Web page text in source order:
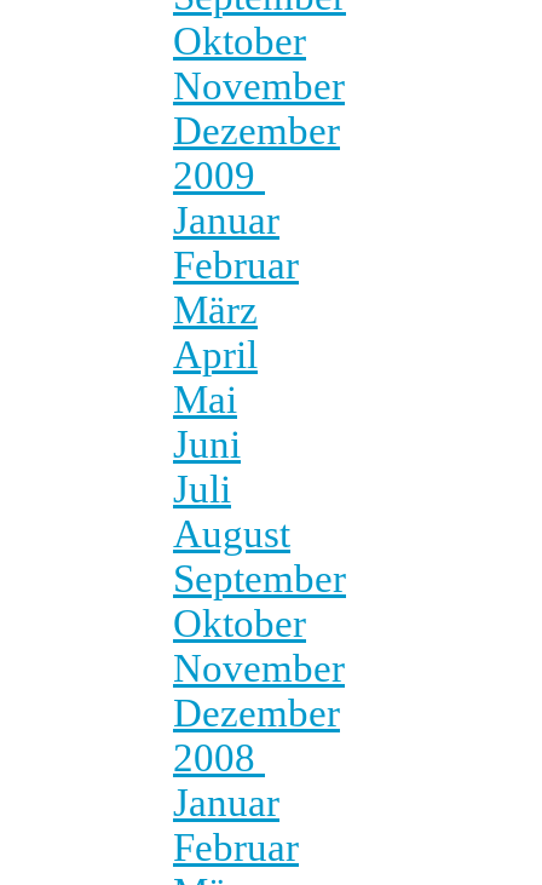
Oktober
November
Dezember
2009
Januar
Februar
März
April
Mai
Juni
Juli
August
September
Oktober
November
Dezember
2008
Januar
Februar